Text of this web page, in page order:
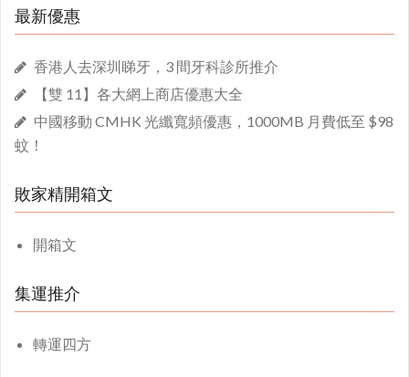
最新優惠
香港人去深圳睇牙，3 間牙科診所推介
【雙 11】各大網上商店優惠大全
中國移動 CMHK 光纖寬頻優惠，1000MB 月費低至 $98
蚊！
敗家精開箱文
開箱文
集運推介
轉運四方